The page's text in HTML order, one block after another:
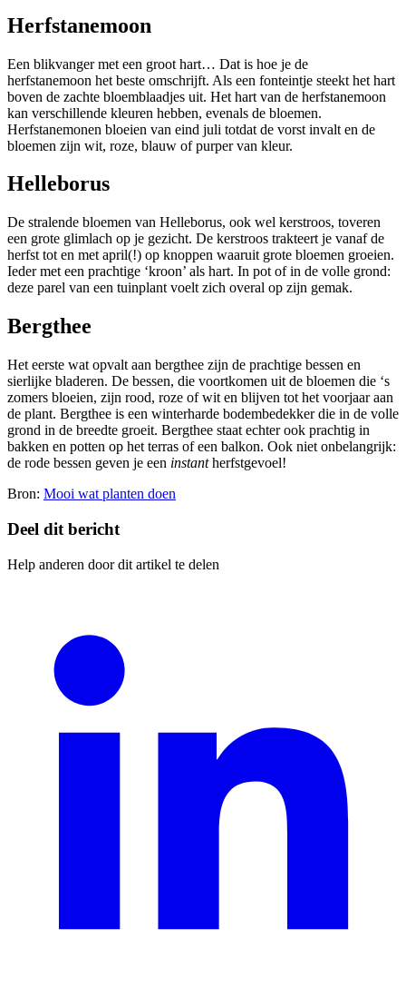
Herfstanemoon
Een blikvanger met een groot hart… Dat is hoe je de
herfstanemoon het beste omschrijft. Als een fonteintje steekt het hart
boven de zachte bloemblaadjes uit. Het hart van de herfstanemoon
kan verschillende kleuren hebben, evenals de bloemen.
Herfstanemonen bloeien van eind juli totdat de vorst invalt en de
bloemen zijn wit, roze, blauw of purper van kleur.
Helleborus
De stralende bloemen van Helleborus, ook wel kerstroos, toveren
een grote glimlach op je gezicht. De kerstroos trakteert je vanaf de
herfst tot en met april(!) op knoppen waaruit grote bloemen groeien.
Ieder met een prachtige ‘kroon’ als hart. In pot of in de volle grond:
deze parel van een tuinplant voelt zich overal op zijn gemak.
Bergthee
Het eerste wat opvalt aan bergthee zijn de prachtige bessen en
sierlijke bladeren. De bessen, die voortkomen uit de bloemen die ‘s
zomers bloeien, zijn rood, roze of wit en blijven tot het voorjaar aan
de plant. Bergthee is een winterharde bodembedekker die in de volle
grond in de breedte groeit. Bergthee staat echter ook prachtig in
bakken en potten op het terras of een balkon. Ook niet onbelangrijk:
de rode bessen geven je een instantherfstgevoel!
Bron: Mooi wat planten doen
Deel dit bericht
Help anderen door dit artikel te delen